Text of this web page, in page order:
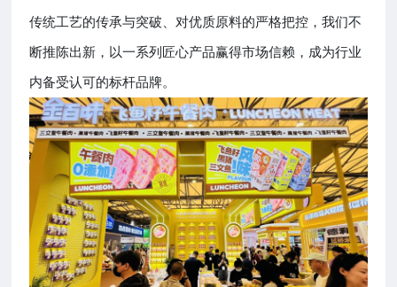
传统工艺的传承与突破、对优质原料的严格把控，我们不
断推陈出新，以一系列匠心产品赢得市场信赖，成为行业
内备受认可的标杆品牌。